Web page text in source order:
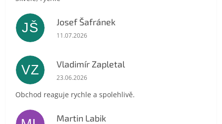
JŠ Josef Šafránek
Hodnocení obchodu je 5 z 5 hvězdiček.
11.07.2026
VZ Vladimír Zapletal
Hodnocení obchodu je 5 z 5 hvězdiček.
23.06.2026
Obchod reaguje rychle a spolehlivě.
Martin Labik